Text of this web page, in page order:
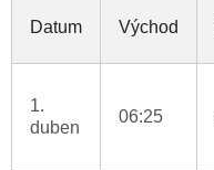
Datum Východ
1.
duben
06:25